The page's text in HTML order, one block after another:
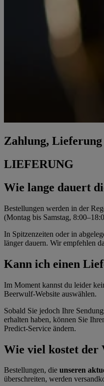
Zahlung, Lieferung
LIEFERUNG
Wie lange dauert
Bestellungen werden in der
(Montag bis Samstag,
In Spitzenzeiten oder in
länger dauern. Wir empfehlen
Kann ich einen
Im Moment kannst du leider
Beerwulf-Website auswählen.
Sobald Sie jedoch Ihre
erhalten haben, können Sie
Predict-Service ändern.
Wie viel kostet der
Bestellungen, die unseren
überschreiten, werden